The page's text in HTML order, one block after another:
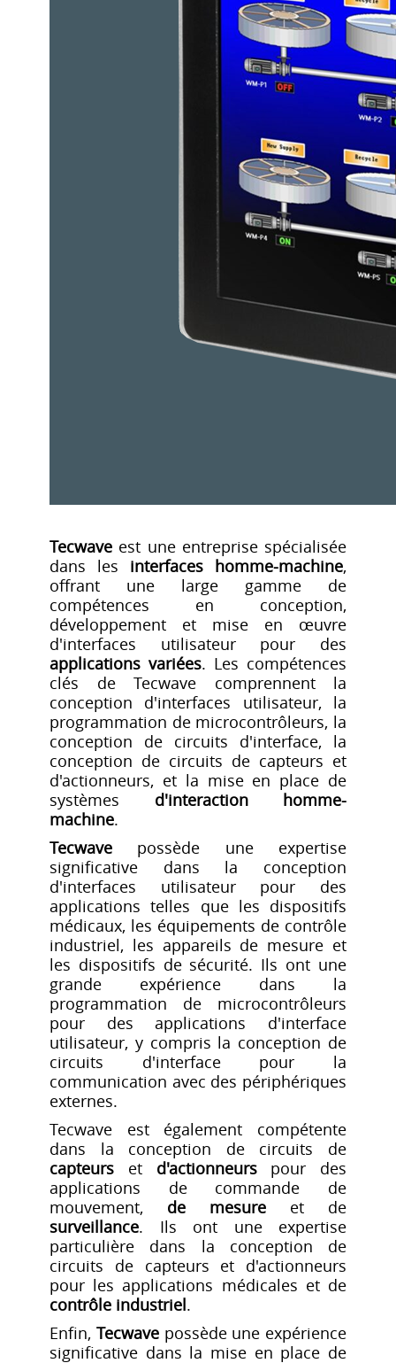
Tecwave est une entreprise spécialisée
dans les interfaces homme-machine,
offrant une large gamme de
compétences en conception,
développement et mise en œuvre
d'interfaces utilisateur pour des
applications variées. Les compétences
clés de Tecwave comprennent la
conception d'interfaces utilisateur, la
programmation de microcontrôleurs, la
conception de circuits d'interface, la
conception de circuits de capteurs et
d'actionneurs, et la mise en place de
systèmes d'interaction homme-
machine.
Tecwave possède une expertise
significative dans la conception
d'interfaces utilisateur pour des
applications telles que les dispositifs
médicaux, les équipements de contrôle
industriel, les appareils de mesure et
les dispositifs de sécurité. Ils ont une
grande expérience dans la
programmation de microcontrôleurs
pour des applications d'interface
utilisateur, y compris la conception de
circuits d'interface pour la
communication avec des périphériques
externes.
Tecwave est également compétente
dans la conception de circuits de
capteurs et d'actionneurspour des
applications de commande de
mouvement, de mesure et de
surveillance. Ils ont une expertise
particulière dans la conception de
circuits de capteurs et d'actionneurs
pour les applications médicales et de
contrôle industriel.
Enfin, Tecwavepossède une expérience
significative dans la mise en place de